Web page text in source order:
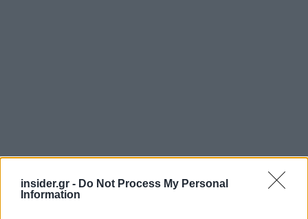
insider.gr - Do Not Process My Personal
Information